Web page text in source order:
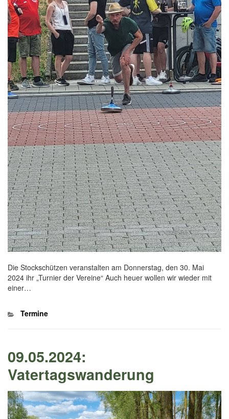
Die Stockschützen veranstalten am Donnerstag, den 30. Mai
2024 ihr „Turnier der Vereine“ Auch heuer wollen wir wieder mit
einer…
Kategorien
Termine
09.05.2024:
Vatertagswanderung